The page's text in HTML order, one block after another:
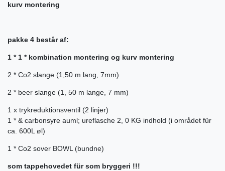
kurv montering
pakke 4 består af:
1 * 1 * kombination montering og kurv montering
2 * Co2 slange (1,50 m lang, 7mm)
2 * beer slange (1, 50 m lange, 7 mm)
1 x trykreduktionsventil (2 linjer)
1 * & carbonsyre auml; ureflasche 2, 0 KG indhold (i området für
ca. 600L øl)
1 * Co2 sover BOWL (bundne)
som tappehovedet für som bryggeri !!!